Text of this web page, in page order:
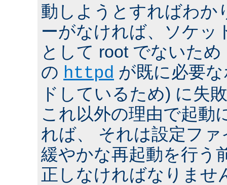
動しようとすればわか
ーがなければ、ソケッ
として root でないた
の httpd が既に必要
ドしているため) に失
これ以外の理由で起動
れば、 それは設定フ
緩やかな再起動を行う
正しなければなりませ